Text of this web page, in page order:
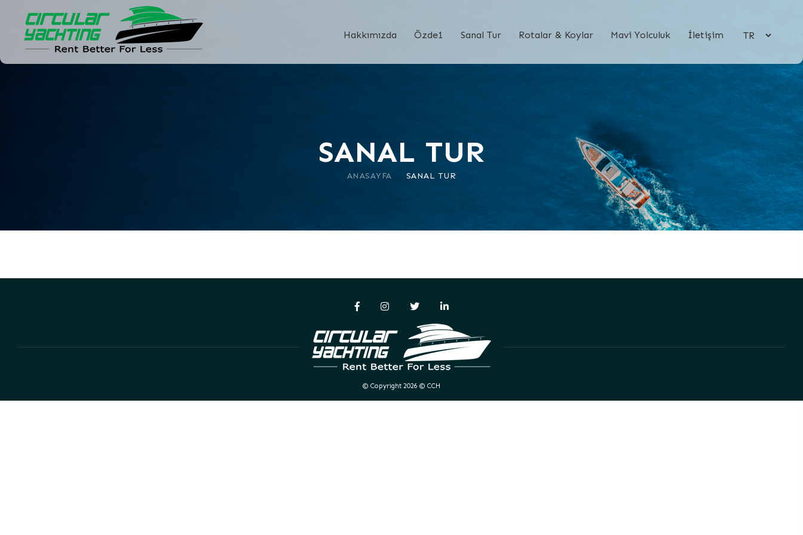
SANAL TUR
ANASAYFA SANAL TUR
Hakkımızda Özde1 Sanal Tur Rotalar & Koylar Mavi Yolculuk İletişim
© Copyright 2026 © CCH